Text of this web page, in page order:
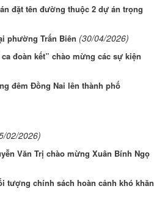
đặt tên đường thuộc 2 dự án trọng
phường Trấn Biên (30/04/2026)
đoàn kết” chào mừng các sự kiện
đêm Đồng Nai lên thành phố
02/2026)
Văn Trị chào mừng Xuân Bính Ngọ
tượng chính sách hoàn cảnh khó khăn